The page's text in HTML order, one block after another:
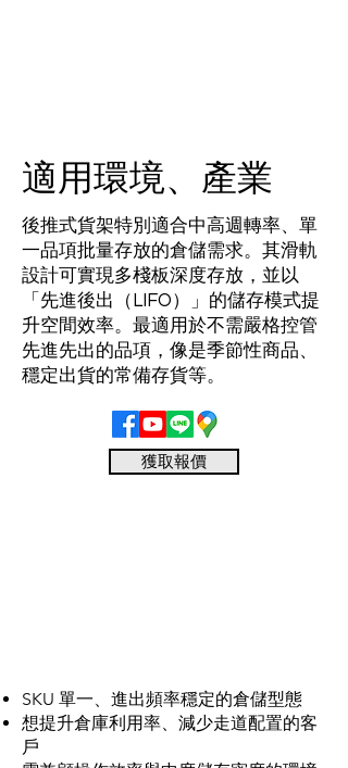
​適用環境、產業
後推式貨架特別適合中高週轉率、單
一品項批量存放的倉儲需求。其滑軌
設計可實現多棧板深度存放，並以
「先進後出（LIFO）」的儲存模式提
升空間效率。最適用於不需嚴格控管
先進先出的品項，像是季節性商品、
穩定出貨的常備存貨等。
獲取報價
SKU 單一、進出頻率穩定的倉儲型態
想提升倉庫利用率、減少走道配置的客
戶